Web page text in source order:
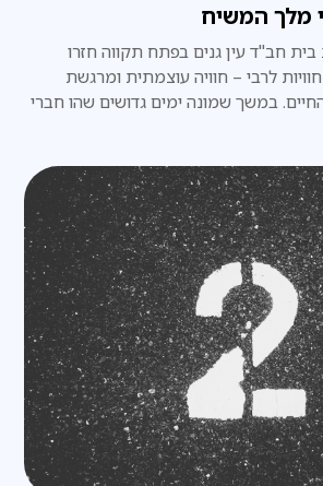
מלך המשיח
חב"ד עין גנים בפתח תקווה חזרו
לרבי – חוויה עוצמתית ומרגשת
במשך שמונה ימים גדושים שהו חברי